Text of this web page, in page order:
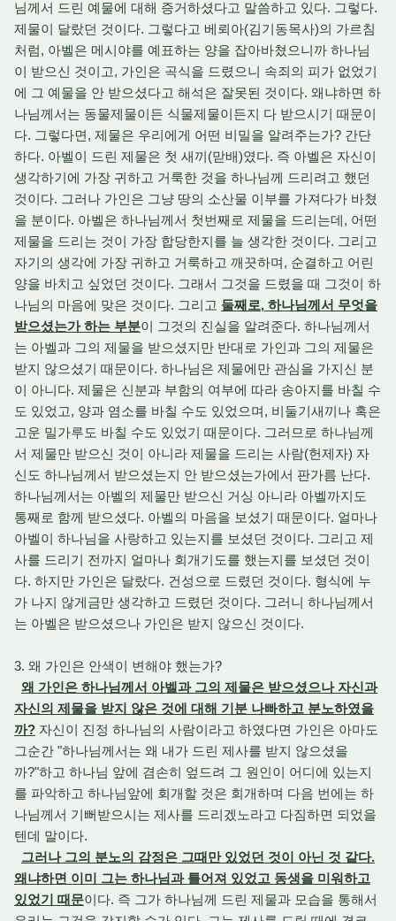
님께서 드린 예물에 대해 증거하셨다고 말씀하고 있다. 그렇다.
제물이 달랐던 것이다. 그렇다고 베뢰아(김기동목사)의 가르침
처럼, 아벨은 메시야를 예표하는 양을 잡아바쳤으니까 하나님
이 받으신 것이고, 가인은 곡식을 드렸으니 속죄의 피가 없었기
에 그 예물을 안 받으셨다고 해석은 잘못된 것이다. 왜냐하면 하
나님께서는 동물제물이든 식물제물이든지 다 받으시기 때문이
다. 그렇다면, 제물은 우리에게 어떤 비밀을 알려주는가? 간단
하다. 아벨이 드린 제물은 첫 새끼(맏배)였다. 즉 아벨은 자신이
생각하기에 가장 귀하고 거룩한 것을 하나님께 드리려고 했던
것이다. 그러나 가인은 그냥 땅의 소산물 이부를 가져다가 바쳤
을 분이다. 아벨은 하나님께서 첫번째로 제물을 드리는데, 어떤
제물을 드리는 것이 가장 합당한지를 늘 생각한 것이다. 그리고
자기의 생각에 가장 귀하고 거룩하고 깨끗하며, 순결하고 어린
양을 바치고 싶었던 것이다. 그래서 그것을 드렸을 때 그것이 하
나님의 마음에 맞은 것이다. 그리고 둘째로, 하나님께서 무엇을
받으셨는가 하는 부분이 그것의 진실을 알려준다. 하나님께서
는 아벨과 그의 제물을 받으셨지만 반대로 가인과 그의 제물은
받지 않으셨기 때문이다. 하나님은 제물에만 관심을 가지신 분
이 아니다. 제물은 신분과 부함의 여부에 따라 송아지를 바칠 수
도 있었고, 양과 염소를 바칠 수도 있었으며, 비둘기새끼나 혹은
고운 밀가루도 바칠 수도 있었기 때문이다. 그러므로 하나님께
서 제물만 받으신 것이 아니라 제물을 드리는 사람(헌제자) 자
신도 하나님께서 받으셨는지 안 받으셨는가에서 판가름 난다.
하나님께서는 아벨의 제물만 받으신 거싱 아니라 아벨까지도
통째로 함께 받으셨다. 아벨의 마음을 보셨기 때문이다. 얼마나
아벨이 하나님을 사랑하고 있는지를 보셨던 것이다. 그리고 제
사를 드리기 전까지 얼마나 회개기도를 했는지를 보셨던 것이
다. 하지만 가인은 달랐다. 건성으로 드렸던 것이다. 형식에 누
가 나지 않게금만 생각하고 드렸던 것이다. 그러니 하나님께서
는 아벨은 받으셨으나 가인은 받지 않으신 것이다.
3. 왜 가인은 안색이 변해야 했는가?
왜 가인은 하나님께서 아벨과 그의 제물은 받으셨으나 자신과
자신의 제물을 받지 않은 것에 대해 기분 나빠하고 분노하였을
까? 자신이 진정 하나님의 사람이라고 하였다면 가인은 아마도
그순간 "하나님께서는 왜 내가 드린 제사를 받지 않으셨을
까?"하고 하나님 앞에 겸손히 엎드려 그 원인이 어디에 있는지
를 파악하고 하나님앞에 회개할 것은 회개하며 다음 번에는 하
나님께서 기뻐받으시는 제사를 드리겠노라고 다짐하면 되었을
텐데 말이다.
그러나 그의 분노의 감정은 그때만 있었던 것이 아닌 것 같다.
왜냐하면 이미 그는 하나님과 틀어져 있었고 동생을 미워하고
있었기 때문이다. 즉 그가 하나님께 드린 제물과 모습을 통해서